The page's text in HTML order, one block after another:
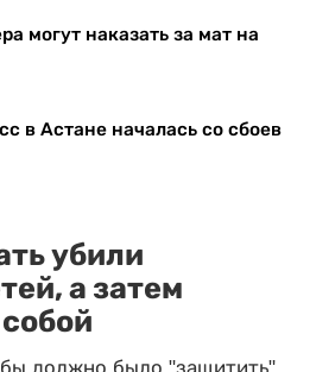
могут наказать за мат на
в Астане началась со сбоев
убили
а затем
должно было "защитить"